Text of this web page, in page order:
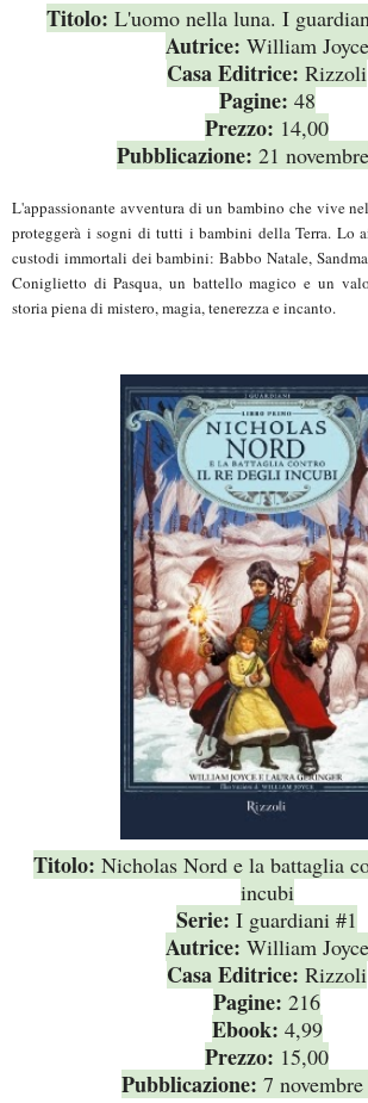
Titolo: L'uomo nella luna. I
Autrice: William Joyce
Casa Editrice: Rizzoli
Pagine: 48
Prezzo: 14,00
Pubblicazione: 21
L'appassionante avventura di un bambino che vive
proteggerà i sogni di tutti i bambini della Terra. Lo
custodi immortali dei bambini: Babbo Natale,
Coniglietto di Pasqua, un battello magico e un
storia piena di mistero, magia, tenerezza e incanto.
Titolo: Nicholas Nord e la battaglia
incubi
Serie: I guardiani #1
Autrice: William Joyce
Casa Editrice: Rizzoli
Pagine: 216
Ebook: 4,99
Prezzo: 15,00
Pubblicazione: 7